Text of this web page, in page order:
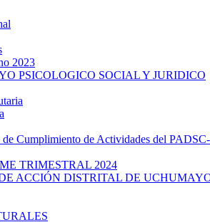
2023
PSICOLOGICO SOCIAL Y JURIDICO
de Cumplimiento de Actividades del
TRIMESTRAL 2024
ACCIÓN DISTRITAL DE